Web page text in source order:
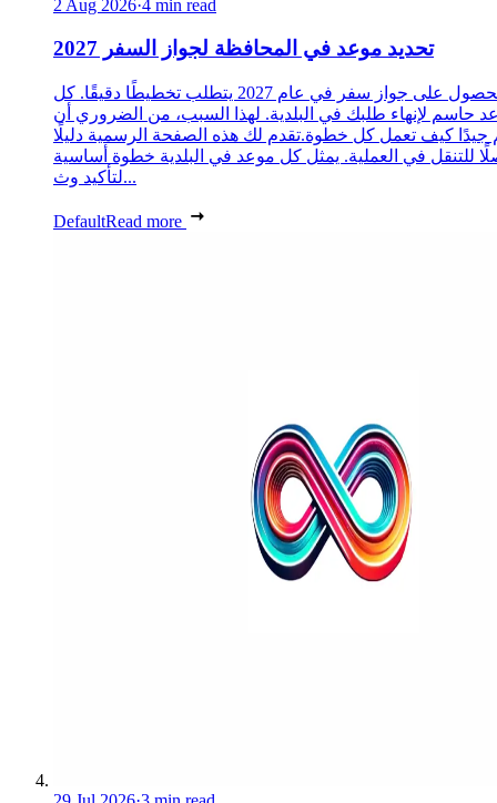
2 Aug 2026·4 min read
تحديد موعد في المحافظة لجواز السفر 2027
الحصول على جواز سفر في عام 2027 يتطلب تخطيطًا دقيقًا. كل
حاسم لإنهاء طلبك في البلدية. لهذا السبب، من الضروري أن
جيدًا كيف تعمل كل خطوة.تقدم لك هذه الصفحة الرسمية دليلًا
للتنقل في العملية. يمثل كل موعد في البلدية خطوة أساسية
لتأكيد وث...
DefaultRead more